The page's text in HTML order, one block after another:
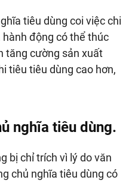
tiêu dùng coi việc chi
động có thể thúc
tăng cường sản xuất
tiêu tiêu dùng cao hơn,
nghĩa tiêu dùng.
bị chỉ trích vì lý do văn
chủ nghĩa tiêu dùng có